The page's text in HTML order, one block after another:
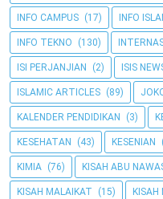
INFO CAMPUS (17) INFO
INFO TEKNO (130)
ISI PERJANJIAN (2) ISIS
ISLAMIC ARTICLES (89)
KALENDER PENDIDIKAN (3)
KESEHATAN (43) KESENIAN
KIMIA (76) KISAH ABU
KISAH MALAIKAT (15)